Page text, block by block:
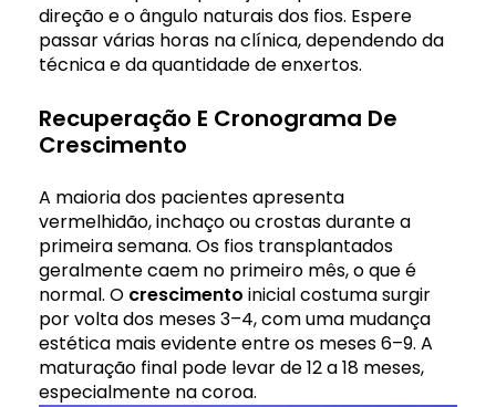
direção e o ângulo naturais dos fios. Espere
passar várias horas na clínica, dependendo da
técnica e da quantidade de enxertos.
Recuperação E Cronograma De
Crescimento
A maioria dos pacientes apresenta
vermelhidão, inchaço ou crostas durante a
primeira semana. Os fios transplantados
geralmente caem no primeiro mês, o que é
normal. O crescimento inicial costuma surgir
por volta dos meses 3–4, com uma mudança
estética mais evidente entre os meses 6–9. A
maturação final pode levar de 12 a 18 meses,
especialmente na coroa.